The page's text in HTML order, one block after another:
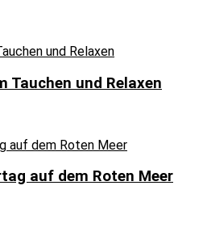
Tauchen und Relaxen
auf dem Roten Meer